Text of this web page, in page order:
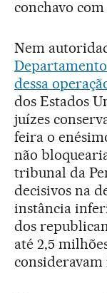
conchavo
Nem
dessa
dos Estados
juízes
feira o
não
tribunal da
decisivos na
instância
dos
até 2,5